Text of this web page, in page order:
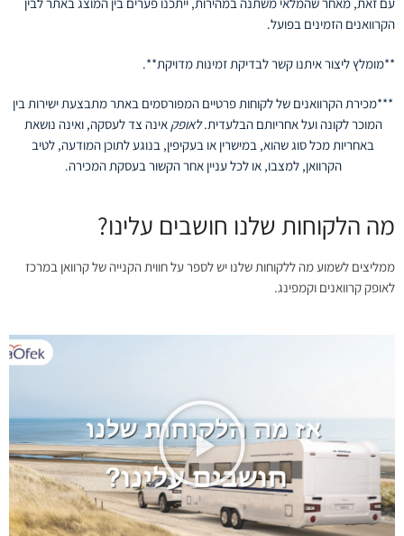
הקרוואנים הזמינים בפועל.
**מומלץ ליצור איתנו קשר לבדיקת זמינות מדויקת**.
***מכירת הקרוואנים של לקוחות פרטיים המפורסמים באתר מתבצעת ישירות בין
המוכר לקונה ועל אחריותם הבלעדית.לאופקאינה צד לעסקה, ואינה נושאת
באחריות מכל סוג שהוא, במישרין או בעקיפין, בנוגע לתוכן המודעה, לטיב
הקרוואן, למצבו, או לכל עניין אחר הקשור בעסקת המכירה.
מה הלקוחות שלנו חושבים עלינו?
ממליצים לשמוע מה ללקוחות שלנו יש לספר על חווית הקנייה של קרוואן במרכז
לאופק קרוואנים וקמפינג.